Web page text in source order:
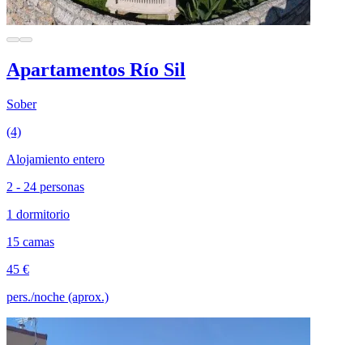
Apartamentos Río Sil
Sober
(4)
Alojamiento entero
2 - 24 personas
1 dormitorio
15 camas
45 €
pers./noche (aprox.)